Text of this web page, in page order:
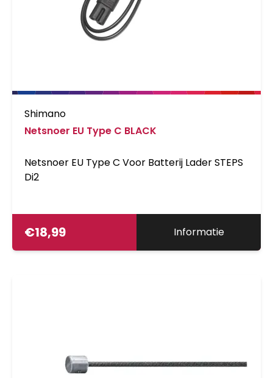
Shimano
Netsnoer EU Type C BLACK
Netsnoer EU Type C Voor Batterij Lader STEPS
Di2
€18,99 Informatie